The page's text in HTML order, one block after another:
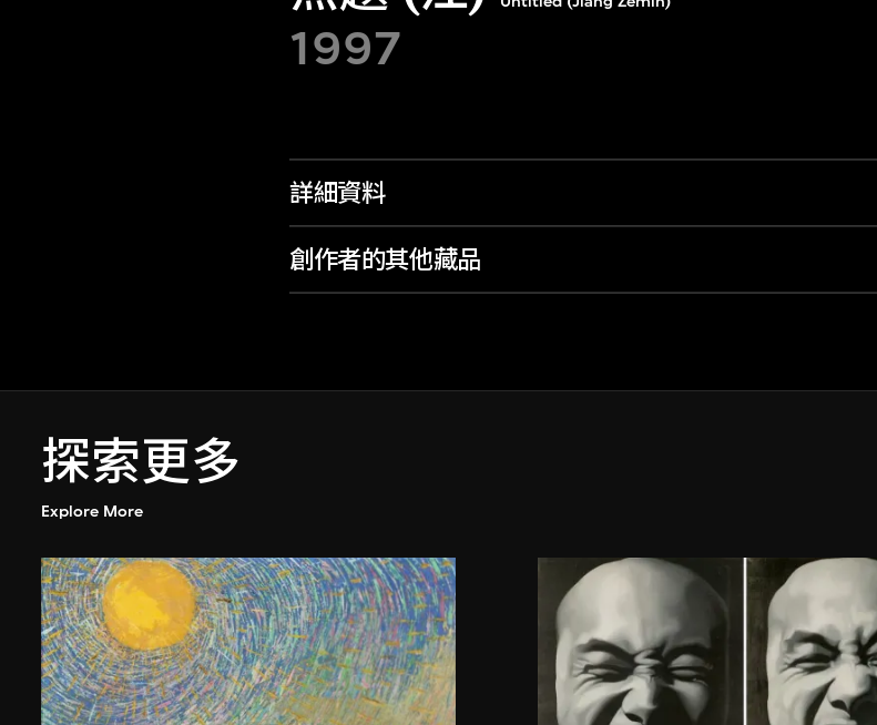
1997
詳細資料
創作者的其他藏品
探索更多
Explore More